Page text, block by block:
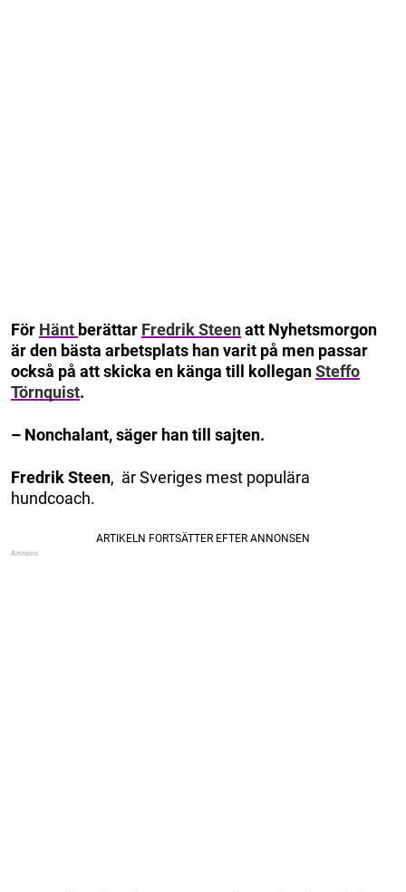
För Hänt berättar Fredrik Steenatt Nyhetsmorgon
är den bästa arbetsplats han varit på men passar
också på att skicka en känga till kolleganSteffo
Törnquist.
– Nonchalant, säger han till sajten.
Fredrik Steen, är Sveriges mest populära
hundcoach.